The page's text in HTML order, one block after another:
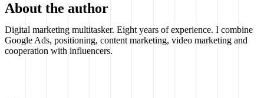
About the author
Digital marketing multitasker. Eight years of experience. I combine
Google Ads, positioning, content marketing, video marketing and
cooperation with influencers.